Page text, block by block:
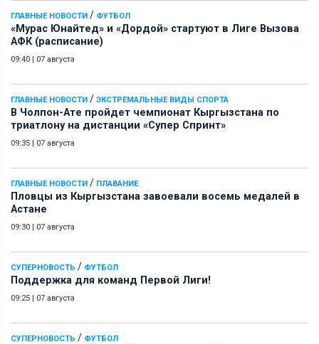
ГЛАВНЫЕ НОВОСТИ / ФУТБОЛ
«Мурас Юнайтед» и «Дордой» стартуют в Лиге Вызова
АФК (расписание)
09:40 | 07 августа
ГЛАВНЫЕ НОВОСТИ / ЭКСТРЕМАЛЬНЫЕ ВИДЫ СПОРТА
В Чолпон-Ате пройдет чемпионат Кыргызстана по
триатлону на дистанции «Супер Спринт»
09:35 | 07 августа
ГЛАВНЫЕ НОВОСТИ / ПЛАВАНИЕ
Пловцы из Кыргызстана завоевали восемь медалей в
Астане
09:30 | 07 августа
СУПЕРНОВОСТЬ / ФУТБОЛ
Поддержка для команд Первой Лиги!
09:25 | 07 августа
СУПЕРНОВОСТЬ / ФУТБОЛ